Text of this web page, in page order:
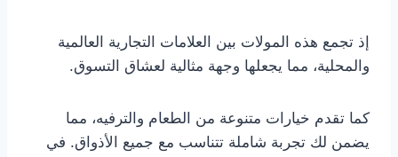
إذ تجمع هذه المولات بين العلامات التجارية العالمية
والمحلية، مما يجعلها وجهة مثالية لعشاق التسوق.
كما تقدم خيارات متنوعة من الطعام والترفيه، مما
يضمن لك تجربة شاملة تتناسب مع جميع الأذواق. في